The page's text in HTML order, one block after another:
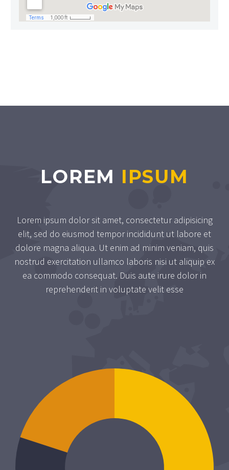
LOREM IPSUM
Lorem ipsum dolor sit amet, consectetur adipisicing
elit, sed do eiusmod tempor incididunt ut labore et
dolore magna aliqua. Ut enim ad minim veniam, quis
nostrud exercitation ullamco laboris nisi ut aliquip ex
ea commodo consequat. Duis aute irure dolor in
reprehenderit in voluptate velit esse